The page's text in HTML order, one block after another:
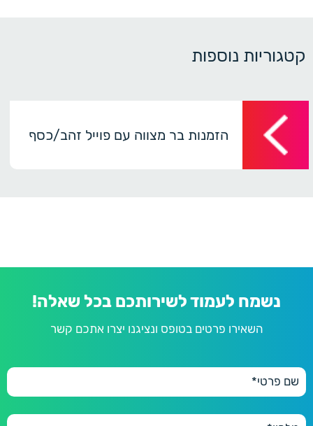
קטגוריות נוספות
הזמנות בר מצווה עם פוייל זהב/כסף
נשמח לעמוד לשירותכם בכל שאלה!
השאירו פרטים בטופס ונציגנו יצרו אתכם קשר